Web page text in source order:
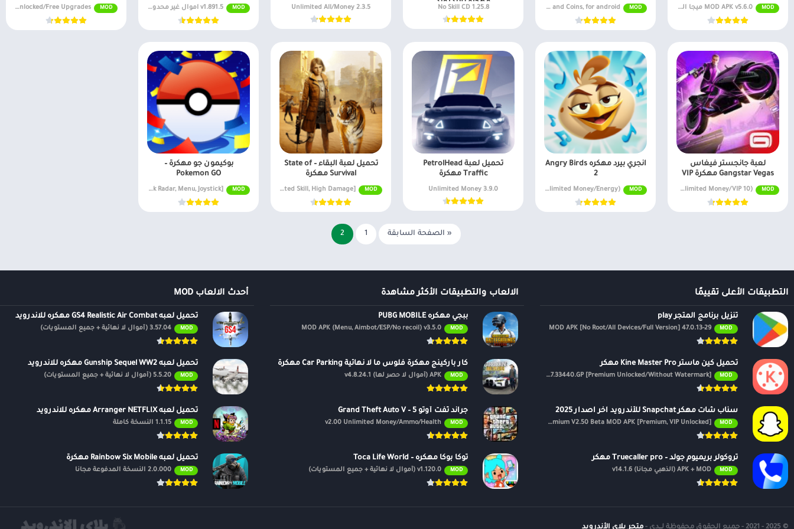
ألعاب موسيقى
ألعاب أركيد
محاكاة
الصحة واللياقة البدنية
الطقس
الكتب والمراجع
المكتبات والعروض
التوضيحية
الموسيقى والصوتيات
تخصيص
تعارف
سيارات ومركبات
شؤون مالية
طب
MOD MOD APK v5.6.0 ميجا القائمة MOD
MOD APK v2.18.20 Unlimited Gems and Coins, for android
مهكرة للاندرويد
1.25.8 No Skill CD
2.3.5 Unlimited All/Money
MOD v1.891.5 اموال غير محدودة MOD
v26.3.90 Free Farm Shop/Unlocked/Free Upgrades
لعبة جانجستر فيغاس
Gangstar Vegas مهكرة VIP
MOD
v6.9.1a MOD APK + OBB (Unlimited Money/VIP 10)
انجري بيرد مهكره Angry Birds
2
MOD
v3.28.0 (Unlimited Money/Energy)
تحميل لعبة PetrolHead
Traffic مهكرة
3.9.0 Unlimited Money
تحميل لعبة البقاء – State of
Survival مهكرة
MOD
v1.22.10 [MENU MOD, Unlimited Skill, High Damage]
بوكيمون جو مهكرة –
Pokemon GO
MOD
v0.323.1 MOD APK [Free Purchases, Teleport, Hack Radar, Menu, Joystick]
« الصفحة السابقة 1
2
أحدث الالعاب MOD
تحميل لعبه GS4 Realistic Air Combat مهكره للاندرويد
MOD 3.57.04 (أموال لا نهائية + جميع المستويات)
تحميل لعبه Gunship Sequel WW2 مهكره للاندرويد
MOD 5.5.20 (أموال لا نهائية + جميع المستويات)
تحميل لعبه Arranger NETFLIX مهكره للاندرويد
MOD 1.1.15 النسخة كاملة
تحميل لعبه Rainbow Six Mobile مهكرة
MOD 2.0.000 النسخة المدفوعة مجانًا
الالعاب والتطبيقات الأكثر مشاهدة
ببجي مهكره PUBG MOBILE
MOD
MOD APK (Menu, Aimbot/ESP/No recoil) v3.5.0
كار باركينج مهكرة فلوس ما لا نهائية Car Parking مهكرة
MOD APK (أموال لا حصر لها) v4.8.24.1
جراند ثفت أوتو 5 – Grand Theft Auto V
MOD
v2.00 Unlimited Money/Ammo/Health
توكا بوكا مهكره – Toca Life World
MOD v1.120.0 (أموال لا نهائية + جميع المستويات)
التطبيقات الأعلى تقييمًا
تنزيل برنامج المتجر play
MOD
47.0.13-29 MOD APK [No Root/All Devices/Full Version]
تحميل كين ماستر Kine Master Pro مهكر
MOD
APK v7.4.17.33440.GP [Premium Unlocked/Without Watermark]
سناب شات مهكر Snapchat للأندرويد اخر اصدار 2025
MOD
Premium V2.50 Beta MOD APK [Premium, VIP Unlocked]
تروكولر بريميوم جولد – Truecaller pro مهكر
MOD APK + MOD (الذهبي مجانًا) v14.1.6